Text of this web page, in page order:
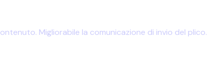
Migliorabile la comunicazione di invio del plico.